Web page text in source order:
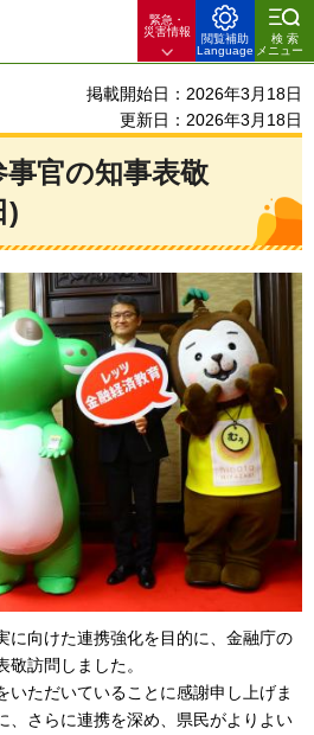
緊急・
災害情報
閲覧補助
Language
検索
メニュー
掲載開始日：2026年3月18日
更新日：2026年3月18日
官の知事表敬
)
に向けた連携強化を目的に、金融庁の
訪問しました。
いただいていることに感謝申し上げま
、さらに連携を深め、県民がよりよい